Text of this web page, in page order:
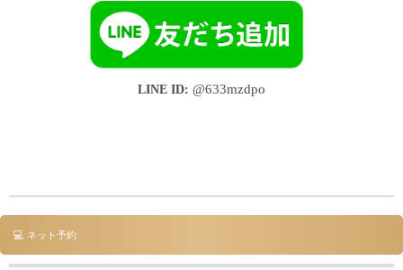
LINE ID: @633mzdpo
💻 ネット予約